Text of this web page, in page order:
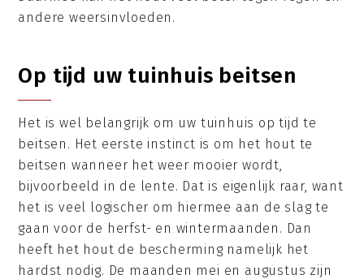
andere weersinvloeden.
Op tijd uw tuinhuis beitsen
Het is wel belangrijk om uw tuinhuis op tijd te
beitsen. Het eerste instinct is om het hout te
beitsen wanneer het weer mooier wordt,
bijvoorbeeld in de lente. Dat is eigenlijk raar, want
het is veel logischer om hiermee aan de slag te
gaan voor de herfst- en wintermaanden. Dan
heeft het hout de bescherming namelijk het
hardst nodig. De maanden mei en augustus zijn